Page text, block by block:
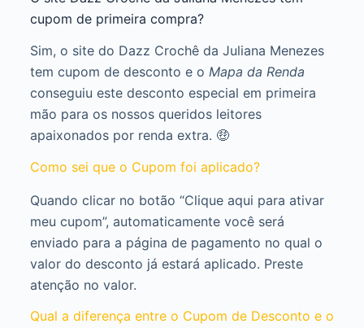
cupom de primeira compra?
Sim, o site do Dazz Crochê da Juliana Menezes
tem cupom de desconto e o Mapa da Renda
conseguiu este desconto especial em primeira
mão para os nossos queridos leitores
apaixonados por renda extra. 🤑
Como sei que o Cupom foi aplicado?
Quando clicar no botão “Clique aqui para ativar
meu cupom”, automaticamente você será
enviado para a página de pagamento no qual o
valor do desconto já estará aplicado. Preste
atenção no valor.
Qual a diferença entre o Cupom de Desconto e o